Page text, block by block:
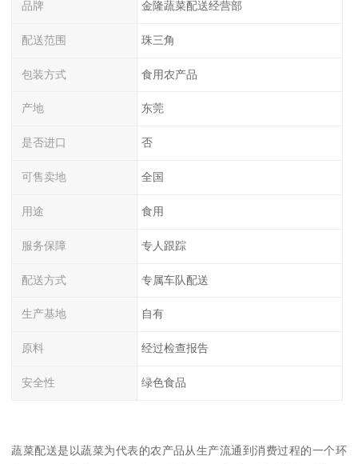
品牌 金隆蔬菜配送经营部
配送范围 珠三角
包装方式 食用农产品
产地 东莞
是否进口 否
可售卖地 全国
用途 食用
服务保障 专人跟踪
配送方式 专属车队配送
生产基地 自有
原料 经过检查报告
安全性 绿色食品
蔬菜配送是以蔬菜为代表的农产品从生产流通到消费过程的一个环